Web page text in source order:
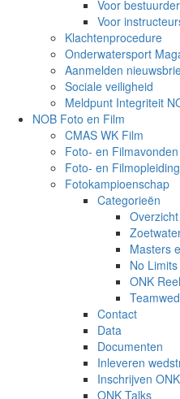
Voor
Voor
Klachtenprocedure
Onderwatersport
Aanmelden
Sociale veiligheid
Meldpunt Integriteit
NOB Foto en Film
CMAS WK Film
Foto- en Filmavonden
Foto- en
Fotokampioenschap
Categorieën
Masters
No
ONK
Contact
Data
Documenten
Inleveren
Inschrijven
ONK Talks